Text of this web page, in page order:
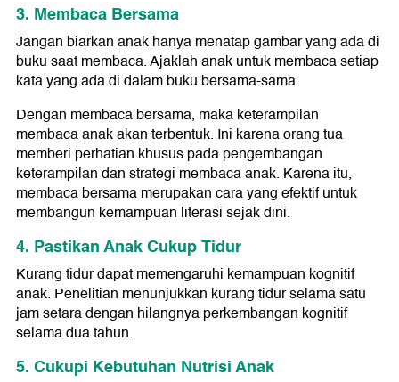
3. Membaca Bersama
Jangan biarkan anak hanya menatap gambar yang ada di
buku saat membaca. Ajaklah anak untuk membaca setiap
kata yang ada di dalam buku bersama-sama.
Dengan membaca bersama, maka keterampilan
membaca anak akan terbentuk. Ini karena orang tua
memberi perhatian khusus pada pengembangan
keterampilan dan strategi membaca anak. Karena itu,
membaca bersama merupakan cara yang efektif untuk
membangun kemampuan literasi sejak dini.
4. Pastikan Anak Cukup Tidur
Kurang tidur dapat memengaruhi kemampuan kognitif
anak. Penelitian menunjukkan kurang tidur selama satu
jam setara dengan hilangnya perkembangan kognitif
selama dua tahun.
5. Cukupi Kebutuhan Nutrisi Anak